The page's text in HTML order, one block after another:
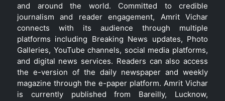
and around the world. Committed to credible
journalism and reader engagement, Amrit Vichar
connects with its audience through multiple
platforms including Breaking News updates, Photo
Galleries, YouTube channels, social media platforms,
and digital news services. Readers can also access
the e-version of the daily newspaper and weekly
magazine through the e-paper platform. Amrit Vichar
is currently published from Bareilly, Lucknow,